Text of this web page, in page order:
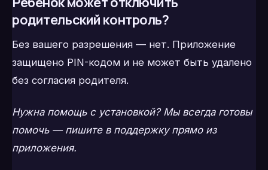
родительский контроль?
Без вашего разрешения — нет. Приложение
защищено PIN-кодом и не может быть удалено
без согласия родителя.
Нужна помощь с установкой? Мы всегда готовы
помочь — пишите в поддержку прямо из
приложения.